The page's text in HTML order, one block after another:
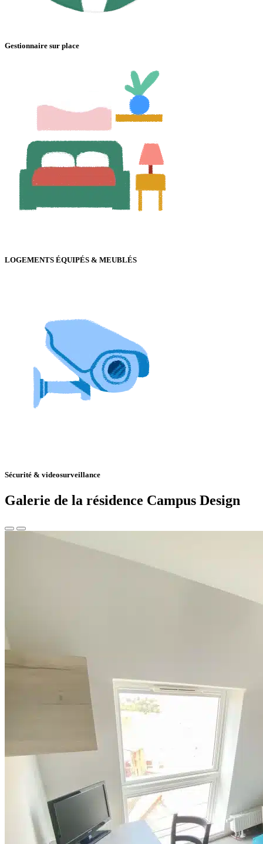
Gestionnaire sur place
LOGEMENTS ÉQUIPÉS & MEUBLÉS
Sécurité & videosurveillance
Galerie de la résidence Campus Design